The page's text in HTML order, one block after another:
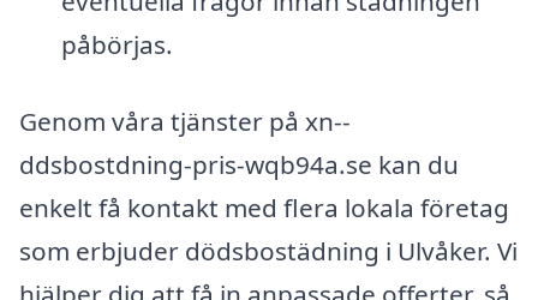
påbörjas.
Genom våra tjänster på xn--
ddsbostdning-pris-wqb94a.se kan du
enkelt få kontakt med flera lokala företag
som erbjuder dödsbostädning i Ulvåker. Vi